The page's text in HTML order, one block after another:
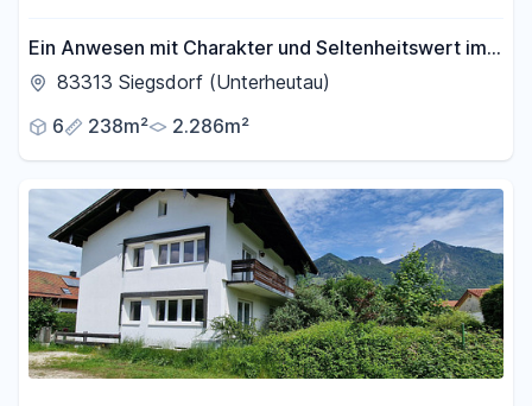
Ein Anwesen mit Charakter und Seltenheitswert im
Chiemgau
83313 Siegsdorf (Unterheutau)
6
238m² 2.286m²